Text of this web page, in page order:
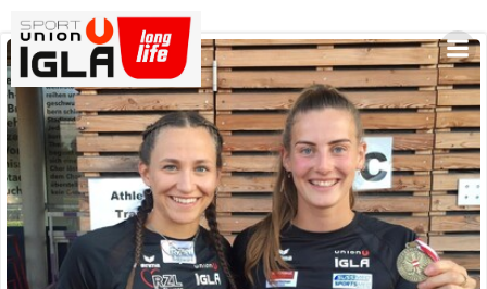
to
content